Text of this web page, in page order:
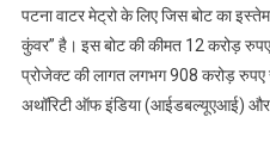
पटना वाटर मेट्रो के लिए जिस बोट का
कुंवर” है। इस बोट की कीमत 12 करोड़
प्रोजेक्ट की लागत लगभग 908 करोड़
अथॉरिटी ऑफ इंडिया (आईडबल्यूएआई) और